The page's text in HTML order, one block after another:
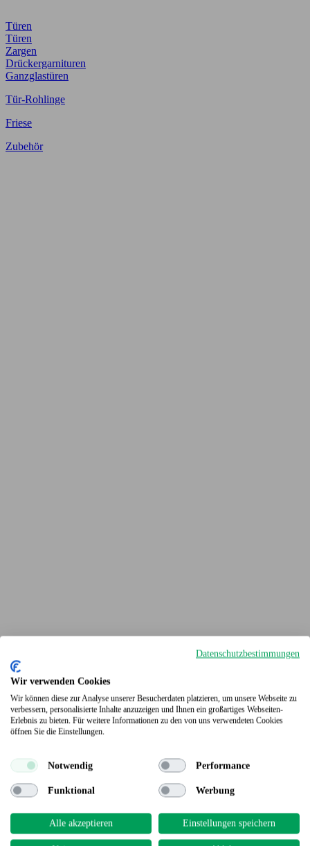
Türen
Türen
Zargen
Drückergarnituren
Ganzglastüren
Tür-Rohlinge
Friese
Zubehör
Terrassendielen
Datenschutzbestimmungen
Wir verwenden Cookies
Wir können diese zur Analyse unserer Besucherdaten platzieren, um unsere Webseite zu
verbessern, personalisierte Inhalte anzuzeigen und Ihnen ein großartiges Webseiten-
Erlebnis zu bieten. Für weitere Informationen zu den von uns verwendeten Cookies
öffnen Sie die Einstellungen.
Notwendig Performance
Funktional Werbung
Alle akzeptieren Einstellungen speichern